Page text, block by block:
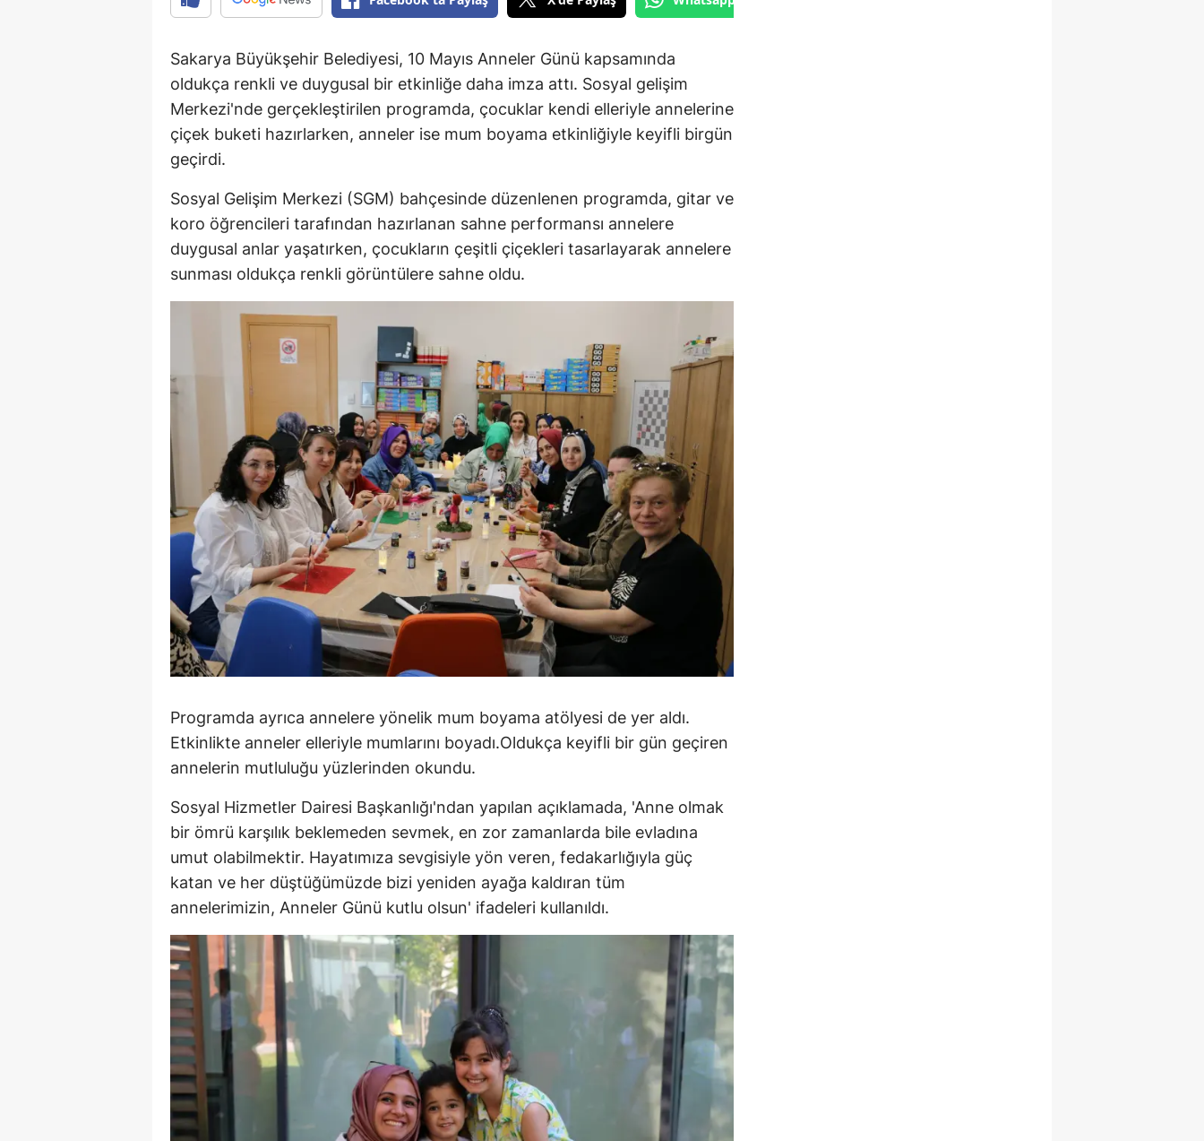
Sakarya Büyükşehir Belediyesi, 10 Mayıs Anneler Günü kapsamında
oldukça renkli ve duygusal bir etkinliğe daha imza attı. Sosyal gelişim
Merkezi'nde gerçekleştirilen programda, çocuklar kendi elleriyle annelerine
çiçek buketi hazırlarken, anneler ise mum boyama etkinliğiyle keyifli birgün
geçirdi.
Sosyal Gelişim Merkezi (SGM) bahçesinde düzenlenen programda, gitar ve
koro öğrencileri tarafından hazırlanan sahne performansı annelere
duygusal anlar yaşatırken, çocukların çeşitli çiçekleri tasarlayarak annelere
sunması oldukça renkli görüntülere sahne oldu.
Programda ayrıca annelere yönelik mum boyama atölyesi de yer aldı.
Etkinlikte anneler elleriyle mumlarını boyadı.Oldukça keyifli bir gün geçiren
annelerin mutluluğu yüzlerinden okundu.
Sosyal Hizmetler Dairesi Başkanlığı'ndan yapılan açıklamada, 'Anne olmak
bir ömrü karşılık beklemeden sevmek, en zor zamanlarda bile evladına
umut olabilmektir. Hayatımıza sevgisiyle yön veren, fedakarlığıyla güç
katan ve her düştüğümüzde bizi yeniden ayağa kaldıran tüm
annelerimizin, Anneler Günü kutlu olsun' ifadeleri kullanıldı.